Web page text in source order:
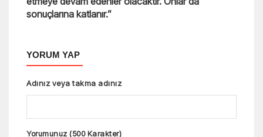
sonuçlarına katlanır.”
YORUM YAP
Adınız veya takma adınız
Yorumunuz (500 Karakter)